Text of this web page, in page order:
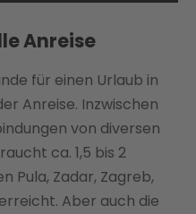
Consent
Platform
Anreise
für einen Urlaub in
Anreise. Inzwischen
von diversen
ca. 1,5 bis 2
Pula, Zadar, Zagreb,
Aber auch die